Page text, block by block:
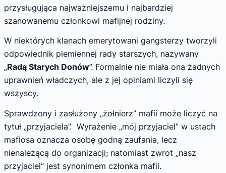
przysługująca najważniejszemu i najbardziej
szanowanemu członkowi mafijnej rodziny.
W niektórych klanach emerytowani gangsterzy tworzyli
odpowiednik plemiennej rady starszych, nazywany
„Radą Starych Donów”. Formalnie nie miała ona żadnych
uprawnień władczych, ale z jej opiniami liczyli się
wszyscy.
Sprawdzony i zasłużony „żołnierz” mafii może liczyć na
tytuł „przyjaciela”. Wyrażenie „mój przyjaciel” w ustach
mafiosa oznacza osobę godną zaufania, lecz
nienależącą do organizacji; natomiast zwrot „nasz
przyjaciel” jest synonimem członka mafii.